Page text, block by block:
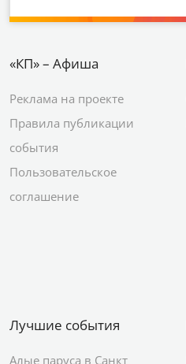
«КП» – Афиша
Реклама на проекте
Правила публикации
события
Пользовательское
соглашение
Лучшие события
Алые паруса в Санкт